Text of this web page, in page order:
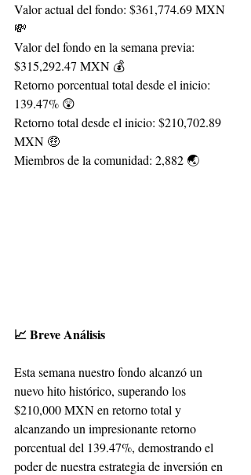
Valor actual del fondo: $361,774.69 MXN
💸
Valor del fondo en la semana previa:
$315,292.47 MXN 💰
Retorno porcentual total desde el inicio:
139.47% 😲
Retorno total desde el inicio: $210,702.89
MXN 🤑
Miembros de la comunidad: 2,882 🌏
📈 Breve Análisis
Esta semana nuestro fondo alcanzó un
nuevo hito histórico, superando los
$210,000 MXN en retorno total y
alcanzando un impresionante retorno
porcentual del 139.47%, demostrando el
poder de nuestra estrategia de inversión en